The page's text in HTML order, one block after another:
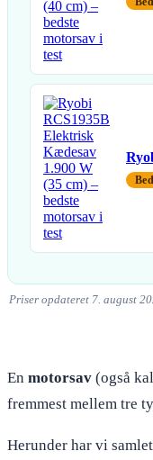
Priser opdateret 7. august
En motorsav (også
fremmest mellem tre
Herunder har vi